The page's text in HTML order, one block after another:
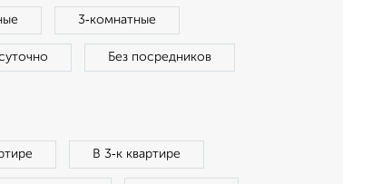
3‑комнатные
Без посредников
В 3‑к квартире